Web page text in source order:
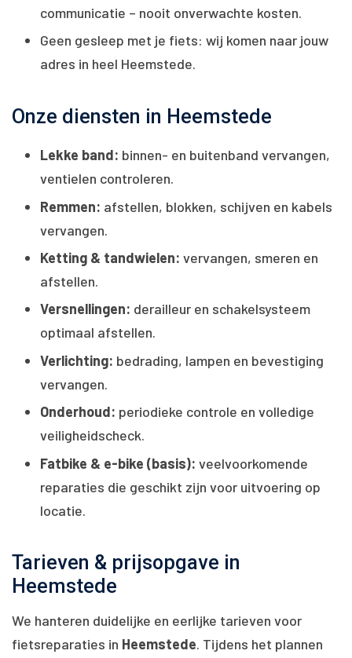
communicatie – nooit onverwachte kosten.
Geen gesleep met je fiets: wij komen naar jouw
adres in heel Heemstede.
Onze diensten in Heemstede
Lekke band: binnen- en buitenband vervangen,
ventielen controleren.
Remmen: afstellen, blokken, schijven en kabels
vervangen.
Ketting & tandwielen: vervangen, smeren en
afstellen.
Versnellingen: derailleur en schakelsysteem
optimaal afstellen.
Verlichting: bedrading, lampen en bevestiging
vervangen.
Onderhoud: periodieke controle en volledige
veiligheidscheck.
Fatbike & e-bike (basis): veelvoorkomende
reparaties die geschikt zijn voor uitvoering op
locatie.
Tarieven & prijsopgave in
Heemstede
We hanteren duidelijke en eerlijke tarieven voor
fietsreparaties in Heemstede. Tijdens het plannen